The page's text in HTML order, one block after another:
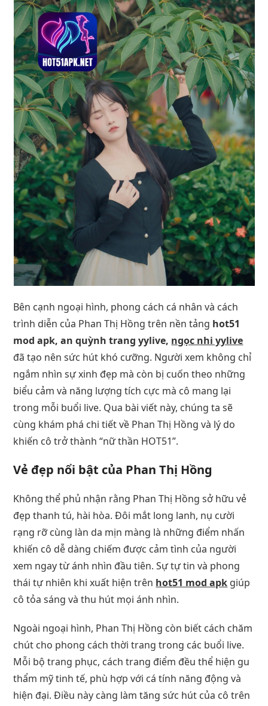
Bên cạnh ngoại hình, phong cách cá nhân và cách
trình diễn của Phan Thị Hồng trên nền tảng hot51
mod apk, an quỳnh trang yylive, ngọc nhi yylive
đã tạo nên sức hút khó cưỡng. Người xem không chỉ
ngắm nhìn sự xinh đẹp mà còn bị cuốn theo những
biểu cảm và năng lượng tích cực mà cô mang lại
trong mỗi buổi live. Qua bài viết này, chúng ta sẽ
cùng khám phá chi tiết về Phan Thị Hồng và lý do
khiến cô trở thành “nữ thần HOT51”.
Vẻ đẹp nổi bật của Phan Thị Hồng
Không thể phủ nhận rằng Phan Thị Hồng sở hữu vẻ
đẹp thanh tú, hài hòa. Đôi mắt long lanh, nụ cười
rạng rỡ cùng làn da mịn màng là những điểm nhấn
khiến cô dễ dàng chiếm được cảm tình của người
xem ngay từ ánh nhìn đầu tiên. Sự tự tin và phong
thái tự nhiên khi xuất hiện trên hot51 mod apk giúp
cô tỏa sáng và thu hút mọi ánh nhìn.
Ngoài ngoại hình, Phan Thị Hồng còn biết cách chăm
chút cho phong cách thời trang trong các buổi live.
Mỗi bộ trang phục, cách trang điểm đều thể hiện gu
thẩm mỹ tinh tế, phù hợp với cá tính năng động và
hiện đại. Điều này càng làm tăng sức hút của cô trên